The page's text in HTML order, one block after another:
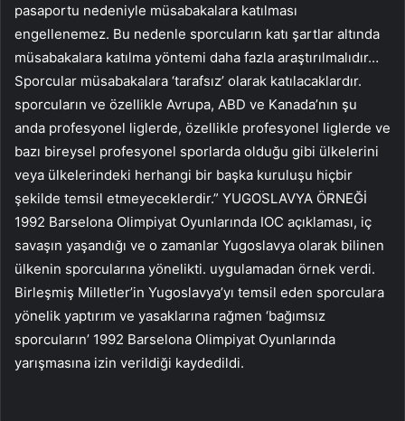
pasaportu nedeniyle müsabakalara katılması
engellenemez. Bu nedenle sporcuların katı şartlar altında
müsabakalara katılma yöntemi daha fazla araştırılmalıdır…
Sporcular müsabakalara ‘tarafsız’ olarak katılacaklardır.
sporcuların ve özellikle Avrupa, ABD ve Kanada’nın şu
anda profesyonel liglerde, özellikle profesyonel liglerde ve
bazı bireysel profesyonel sporlarda olduğu gibi ülkelerini
veya ülkelerindeki herhangi bir başka kuruluşu hiçbir
şekilde temsil etmeyeceklerdir.” YUGOSLAVYA ÖRNEĞİ
1992 Barselona Olimpiyat Oyunlarında IOC açıklaması, iç
savaşın yaşandığı ve o zamanlar Yugoslavya olarak bilinen
ülkenin sporcularına yönelikti. uygulamadan örnek verdi.
Birleşmiş Milletler’in Yugoslavya’yı temsil eden sporculara
yönelik yaptırım ve yasaklarına rağmen ‘bağımsız
sporcuların’ 1992 Barselona Olimpiyat Oyunlarında
yarışmasına izin verildiği kaydedildi.